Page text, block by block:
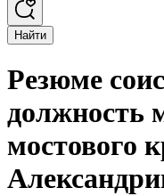
Найти
Резюме
должность
мостового